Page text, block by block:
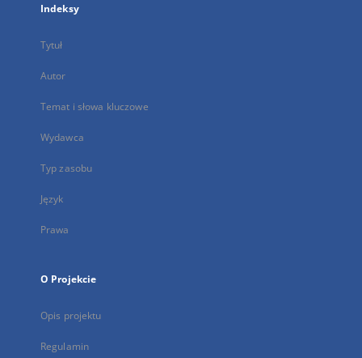
Indeksy
Tytuł
Autor
Temat i słowa kluczowe
Wydawca
Typ zasobu
Język
Prawa
O Projekcie
Opis projektu
Regulamin